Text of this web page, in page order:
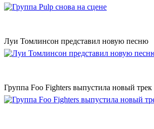
Луи Томлинсон представил новую песню
Группа Foo Fighters выпустила новый трек